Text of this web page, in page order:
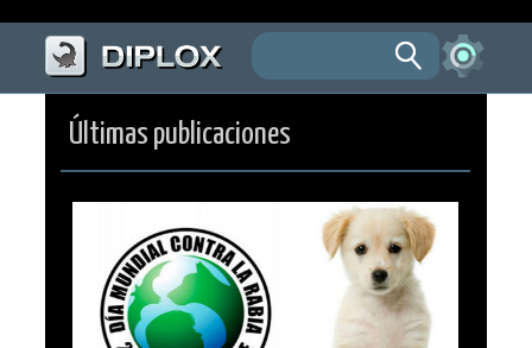
Últimas publicaciones